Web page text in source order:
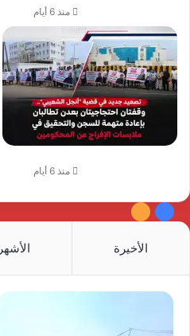
منذ 6 أيام
منذ 6 أيام
فيسبوكملخص
RSS
الأخيرة الأشهر